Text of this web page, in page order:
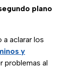
plano
aclarar los
y
problemas al